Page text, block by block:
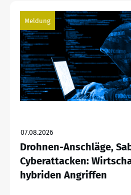
Meldung
07.08.2026
Drohnen-Anschläge,
Cyberattacken:
hybriden Angriffen